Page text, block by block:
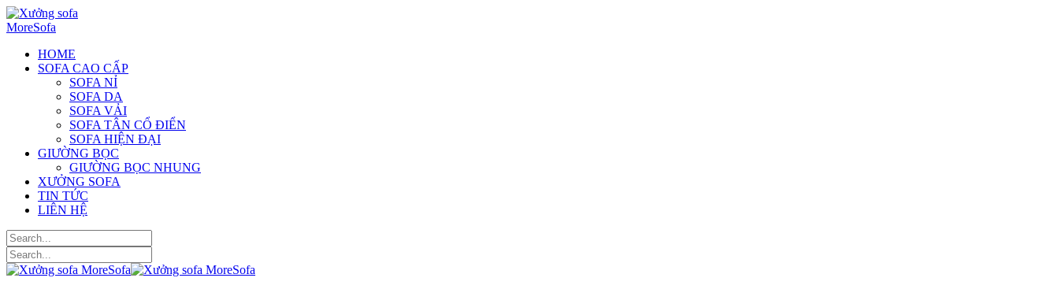
HOME
SOFA CAO CẤP
SOFA NỈ
SOFA DA
SOFA VẢI
SOFA TÂN CỔ ĐIỂN
SOFA HIỆN ĐẠI
GIƯỜNG BỌC
GIƯỜNG BỌC NHUNG
XƯỞNG SOFA
TIN TỨC
LIÊN HỆ